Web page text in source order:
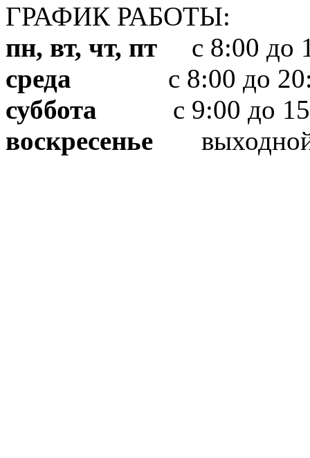
ГРАФИК РАБОТЫ:
пн, вт, чт, пт с 8:00 до
среда с 8:00 до
суббота с 9:00 до
воскресенье